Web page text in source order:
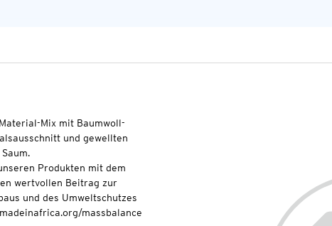
Mix mit Baumwoll-
und gewellten
Produkten mit dem
wertvollen Beitrag zur
und des Umweltschutzes
massbalance